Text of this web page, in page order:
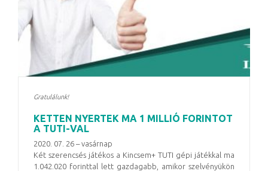
Gratulálunk!
KETTEN NYERTEK MA 1 MILLIÓ FORINTOT
A TUTI-VAL
2020. 07. 26 – vasárnap
Két szerencsés játékos a Kincsem+ TUTI gépi játékkal ma
1.042.020 forinttal lett gazdagabb, amikor szelvényükön